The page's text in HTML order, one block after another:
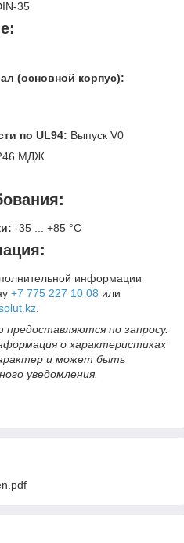
35
(основной корпус):
по UL94: Выпуск V0
МДЖ
-35 ... +85 °C
информации
+7 775 227 10 08 или
по запросу.
о характеристиках
и может быть
уведомления.